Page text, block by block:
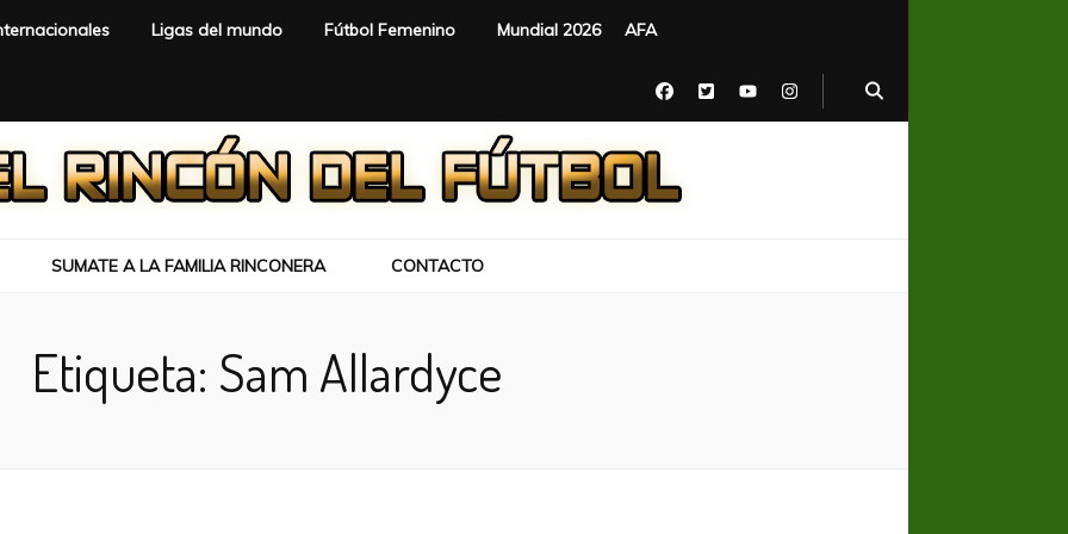
Ligas del mundo Fútbol Femenino Mundial 2026 AFA
SUMATE A LA FAMILIA RINCONERA CONTACTO
Etiqueta: Sam Allardyce